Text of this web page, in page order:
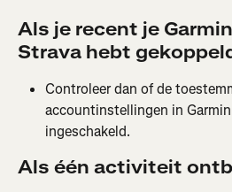
Als je recent je
Strava hebt
Controleer dan of de
accountinstellingen in
ingeschakeld.
Als één activiteit